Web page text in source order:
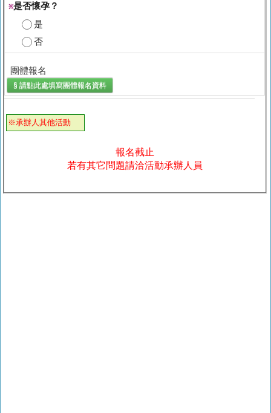
※是否懷孕？
是
否
團體報名
§ 請點此處填寫團體報名 資料
※承辦人其他活動
報名截止
若有其它問題請洽活動承辦人員